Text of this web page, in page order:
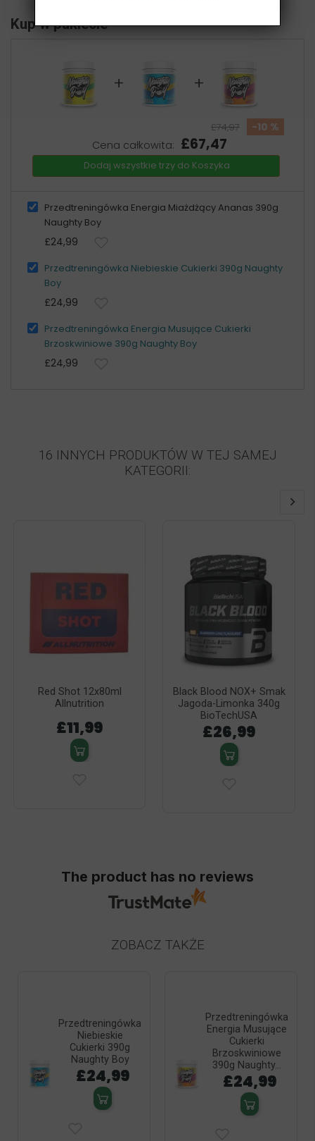
Kup w pakiecie
+ +
£74,97
-10 %
Cena całkowita: £67,47
Dodaj wszystkie trzy do Koszyka
Przedtreningówka Energia Miażdżący Ananas 390g
Naughty Boy
£24,99
Przedtreningówka Niebieskie Cukierki 390g Naughty
Boy
£24,99
Przedtreningówka Energia Musujące Cukierki
Brzoskwiniowe 390g Naughty Boy
£24,99
16 INNYCH PRODUKTÓW W TEJ SAMEJ
KATEGORII:
Red Shot 12x80ml
Allnutrition
£11,99
Black Blood NOX+ Smak
Jagoda-Limonka 340g
BioTechUSA
£26,99
The product has no reviews
ZOBACZ TAKŻE
Przedtreningówka
Niebieskie
Cukierki 390g
Naughty Boy
£24,99
Przedtreningówka
Energia Musujące
Cukierki
Brzoskwiniowe
390g Naughty...
£24,99